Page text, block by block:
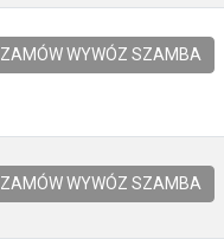
ZAMÓW WYWÓZ SZAMBA
ZAMÓW WYWÓZ SZAMBA